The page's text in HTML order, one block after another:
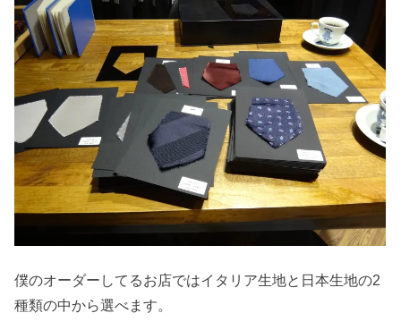
僕のオーダーしてるお店ではイタリア生地と日本生地の2
種類の中から選べます。